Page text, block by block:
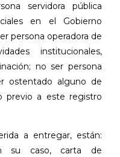
servidora pública
en el Gobierno
persona operadora de
institucionales,
no ser persona
ostentado alguno de
previo a este registro
a entregar, están:
su caso, carta de